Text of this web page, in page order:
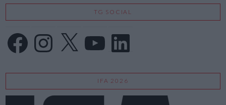
TG SOCIAL
FacebookInstagram
X LinkedIn
IFA 2026